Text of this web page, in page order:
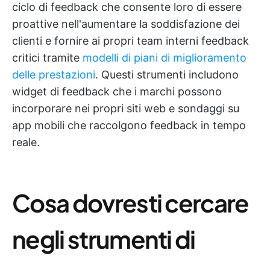
ciclo di feedback che consente loro di essere
proattive nell'aumentare la soddisfazione dei
clienti e fornire ai propri team interni feedback
critici tramite modelli di piani di miglioramento
delle prestazioni. Questi strumenti includono
widget di feedback che i marchi possono
incorporare nei propri siti web e sondaggi su
app mobili che raccolgono feedback in tempo
reale.
Cosa dovresti cercare
negli strumenti di